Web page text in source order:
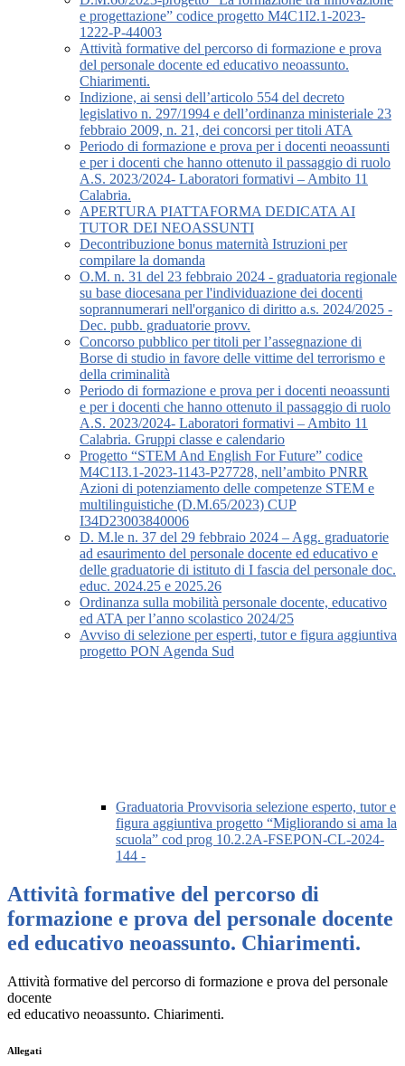
e progettazione” codice progetto M4C1I2.1-2023-
1222-P-44003
Attività formative del percorso di formazione e prova
del personale docente ed educativo neoassunto.
Chiarimenti.
Indizione, ai sensi dell’articolo 554 del decreto
legislativo n. 297/1994 e dell’ordinanza ministeriale 23
febbraio 2009, n. 21, dei concorsi per titoli ATA
Periodo di formazione e prova per i docenti neoassunti
e per i docenti che hanno ottenuto il passaggio di ruolo
A.S. 2023/2024- Laboratori formativi – Ambito 11
Calabria.
APERTURA PIATTAFORMA DEDICATA AI
TUTOR DEI NEOASSUNTI
Decontribuzione bonus maternità Istruzioni per
compilare la domanda
O.M. n. 31 del 23 febbraio 2024 - graduatoria regionale
su base diocesana per l'individuazione dei docenti
soprannumerari nell'organico di diritto a.s. 2024/2025 -
Dec. pubb. graduatorie provv.
Concorso pubblico per titoli per l’assegnazione di
Borse di studio in favore delle vittime del terrorismo e
della criminalità
Periodo di formazione e prova per i docenti neoassunti
e per i docenti che hanno ottenuto il passaggio di ruolo
A.S. 2023/2024- Laboratori formativi – Ambito 11
Calabria. Gruppi classe e calendario
Progetto “STEM And English For Future” codice
M4C1I3.1-2023-1143-P27728, nell’ambito PNRR
Azioni di potenziamento delle competenze STEM e
multilinguistiche (D.M.65/2023) CUP
I34D23003840006
D. M.le n. 37 del 29 febbraio 2024 – Agg. graduatorie
ad esaurimento del personale docente ed educativo e
delle graduatorie di istituto di I fascia del personale doc.
educ. 2024.25 e 2025.26
Ordinanza sulla mobilità personale docente, educativo
ed ATA per l’anno scolastico 2024/25
Avviso di selezione per esperti, tutor e figura aggiuntiva
progetto PON Agenda Sud
Graduatoria Provvisoria selezione esperto, tutor e
figura aggiuntiva progetto “Migliorando si ama la
scuola” cod prog 10.2.2A-FSEPON-CL-2024-
144 -
Attività formative del percorso di
formazione e prova del personale docente
ed educativo neoassunto. Chiarimenti.
Attività formative del percorso di formazione e prova del personale
docente
ed educativo neoassunto. Chiarimenti.
Allegati